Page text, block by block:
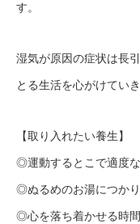
す。
湿気が原因の症状は長
とる生活を心がけてい
【取り入れたい養生】
◎運動するとこで適度
◎ぬるめのお湯につか
◎心を落ち着かせる時